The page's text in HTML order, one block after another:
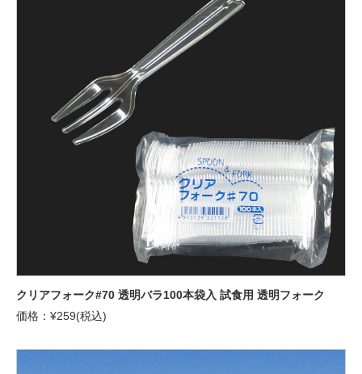
クリアフォーク#70 透明バラ100本袋入 試食用 透明フォーク
価格：¥259(税込)